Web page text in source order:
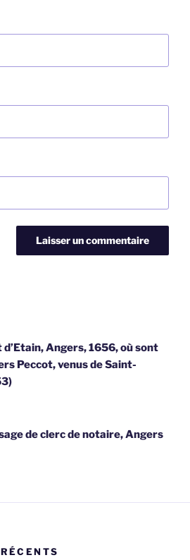
Angers, 1656, où sont
Peccot, venus de Saint-
de clerc de notaire, Angers